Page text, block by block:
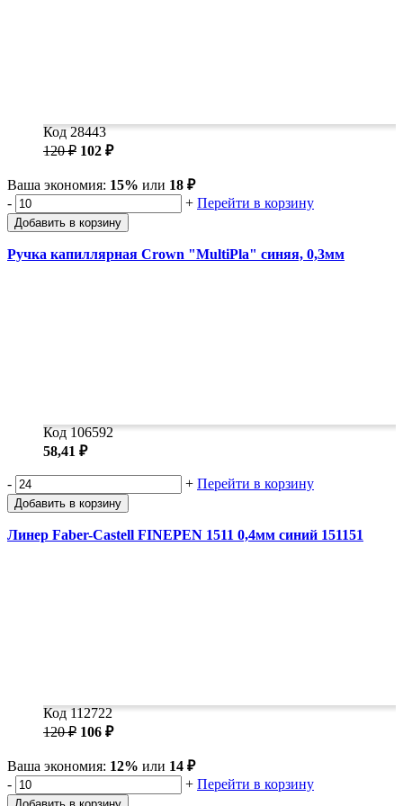
Код 28443
120 ₽ 102 ₽
Ваша экономия: 15% или 18 ₽
-
+ Перейти в корзину
Добавить в корзину
Ручка капиллярная Crown "MultiPla" синяя, 0,3мм
Код 106592
58,41 ₽
- + Перейти в корзину
Добавить в корзину
Линер Faber-Castell FINEPEN 1511 0,4мм синий 151151
Код 112722
120 ₽ 106 ₽
Ваша экономия: 12% или 14 ₽
-
+ Перейти в корзину